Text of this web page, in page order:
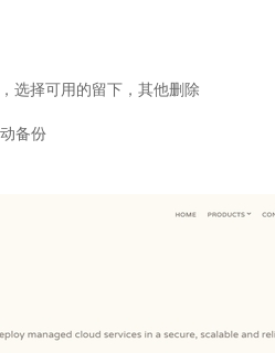
选择可用的留下，其他删除
备份